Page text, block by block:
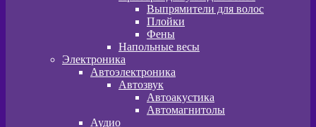
Выпрямители для волос
Плойки
Фены
Напольные весы
Электроника
Автоэлектроника
Автозвук
Автоакустика
Автомагнитолы
Аудио